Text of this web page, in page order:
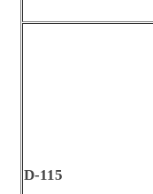
D-115